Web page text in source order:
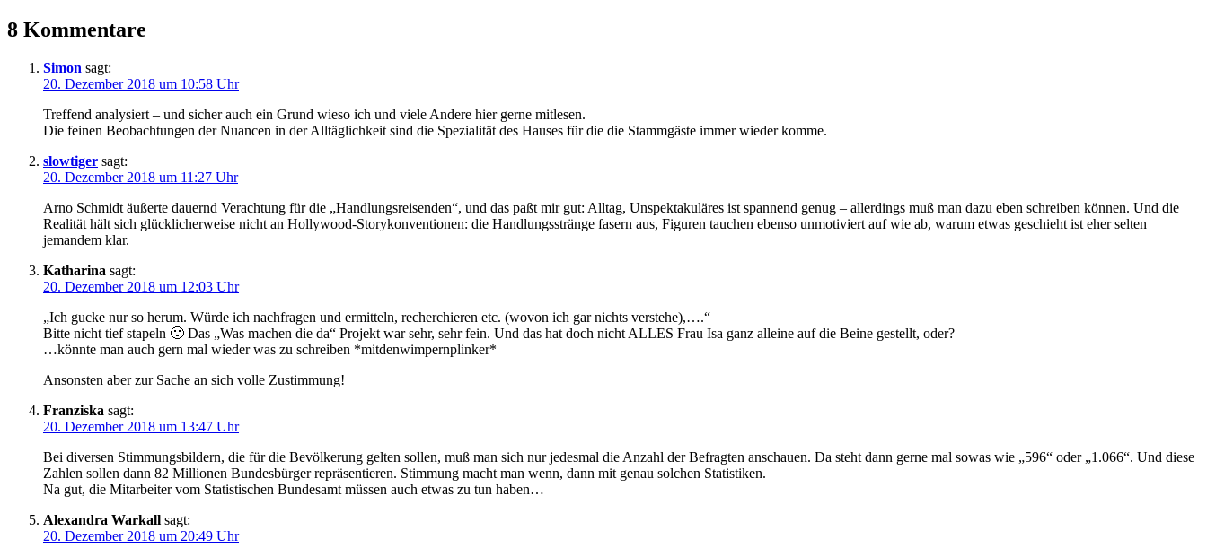
8 Kommentare
Simon sagt:
20. Dezember 2018 um 10:58 Uhr
Treffend analysiert – und sicher auch ein Grund wieso ich und viele Andere hier gerne mitlesen.
Die feinen Beobachtungen der Nuancen in der Alltäglichkeit sind die Spezialität des Hauses für die die Stammgäste immer wieder komme.
slowtiger sagt:
20. Dezember 2018 um 11:27 Uhr
Arno Schmidt äußerte dauernd Verachtung für die „Handlungsreisenden“, und das paßt mir gut: Alltag, Unspektakuläres ist spannend genug – allerdings muß man dazu eben schreiben können. Und die
Realität hält sich glücklicherweise nicht an Hollywood-Storykonventionen: die Handlungsstränge fasern aus, Figuren tauchen ebenso unmotiviert auf wie ab, warum etwas geschieht ist eher selten
jemandem klar.
Katharina sagt:
20. Dezember 2018 um 12:03 Uhr
„Ich gucke nur so herum. Würde ich nachfragen und ermitteln, recherchieren etc. (wovon ich gar nichts verstehe),….“
Bitte nicht tief stapeln 🙂 Das „Was machen die da“ Projekt war sehr, sehr fein. Und das hat doch nicht ALLES Frau Isa ganz alleine auf die Beine gestellt, oder?
…könnte man auch gern mal wieder was zu schreiben *mitdenwimpernplinker*
Ansonsten aber zur Sache an sich volle Zustimmung!
Franziska sagt:
20. Dezember 2018 um 13:47 Uhr
Bei diversen Stimmungsbildern, die für die Bevölkerung gelten sollen, muß man sich nur jedesmal die Anzahl der Befragten anschauen. Da steht dann gerne mal sowas wie „596“ oder „1.066“. Und diese
Zahlen sollen dann 82 Millionen Bundesbürger repräsentieren. Stimmung macht man wenn, dann mit genau solchen Statistiken.
Na gut, die Mitarbeiter vom Statistischen Bundesamt müssen auch etwas zu tun haben…
Alexandra Warkall sagt:
20. Dezember 2018 um 20:49 Uhr